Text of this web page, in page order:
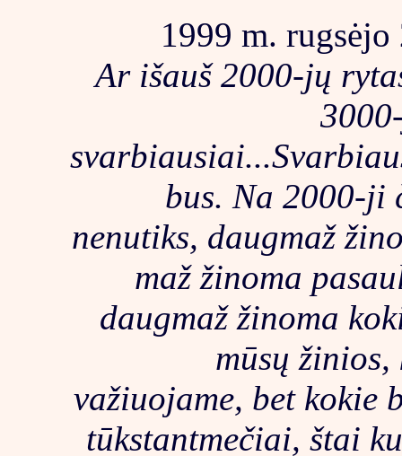
1999 m.
Ar išauš 2000-jų
bus. Na 2000-ji
nenutiks, daugmaž
maž žinoma
daugmaž žinoma
mūsų
važiuojame, bet
tūkstantmečiai, štai